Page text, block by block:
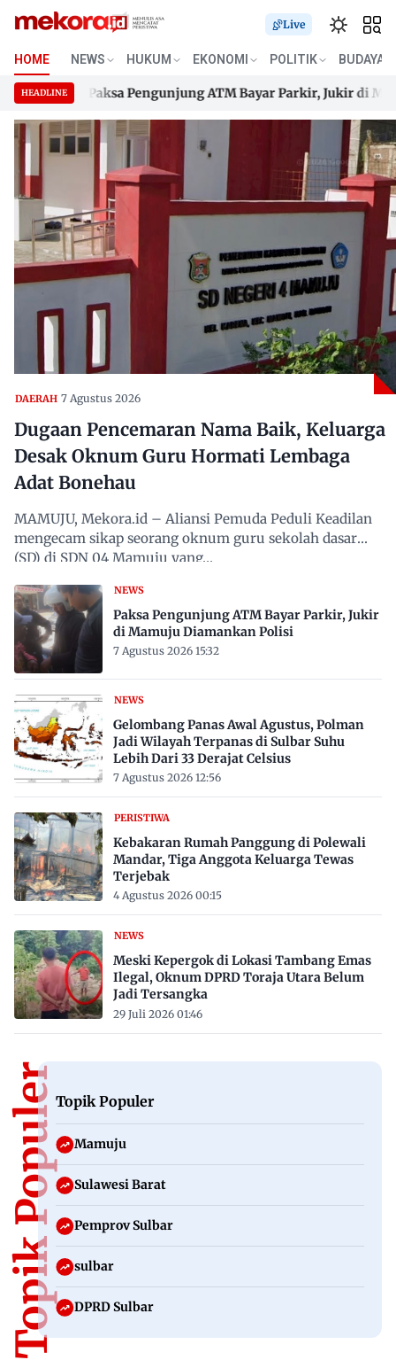
Skip
content
Live
HOME NEWS HUKUM EKONOMI POLITIK BUDAYA
HEADLINEPaksa Pengunjung ATM Bayar Parkir, Jukir di
Paksa Pengunjung ATM Bayar Parkir, Jukir di
DAERAH 7 Agustus 2026
Dugaan Pencemaran Nama Baik, Keluarga
Desak Oknum Guru Hormati Lembaga
Adat Bonehau
MAMUJU, Mekora.id – Aliansi Pemuda Peduli Keadilan
mengecam sikap seorang oknum guru sekolah dasar
(SD) di SDN 04 Mamuju yang…
NEWS
Paksa Pengunjung ATM Bayar Parkir, Jukir
di Mamuju Diamankan Polisi
7 Agustus 2026 15:32
NEWS
Gelombang Panas Awal Agustus, Polman
Jadi Wilayah Terpanas di Sulbar Suhu
Lebih Dari 33 Derajat Celsius
7 Agustus 2026 12:56
PERISTIWA
Kebakaran Rumah Panggung di Polewali
Mandar, Tiga Anggota Keluarga Tewas
Terjebak
4 Agustus 2026 00:15
NEWS
Meski Kepergok di Lokasi Tambang Emas
Ilegal, Oknum DPRD Toraja Utara Belum
Jadi Tersangka
29 Juli 2026 01:46
Topik PopulerTopik Populer
Mamuju
Sulawesi Barat
Pemprov Sulbar
sulbar
DPRD Sulbar